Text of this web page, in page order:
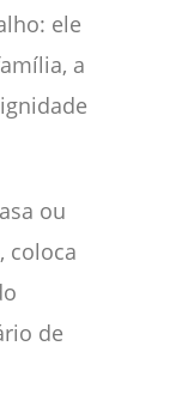
ele
a
ou
coloca
de